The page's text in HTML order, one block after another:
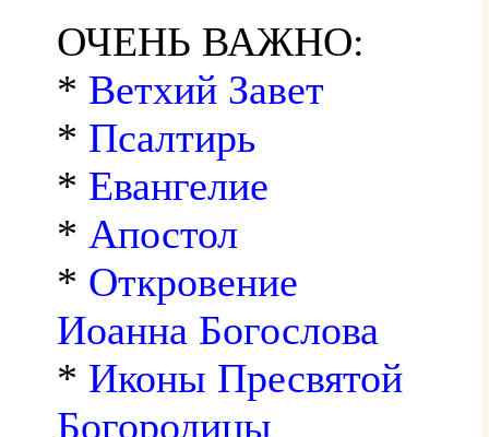
ОЧЕНЬ ВАЖНО:
* Ветхий Завет
* Псалтирь
* Евангелие
* Апостол
* Откровение
Иоанна Богослова
* Иконы Пресвятой
Богородицы